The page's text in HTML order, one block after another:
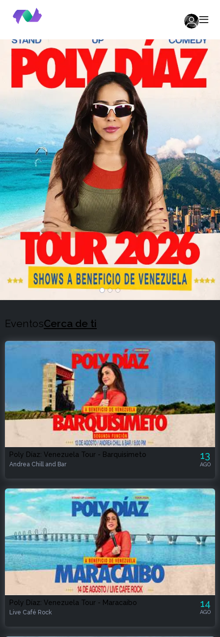
EventosCerca de ti
Poly Díaz: Venezuela Tour - Barquisimeto
Andrea Chill and Bar
13
AGO
Poly Díaz: Venezuela Tour - Maracaibo
Live Café Rock
14
AGO